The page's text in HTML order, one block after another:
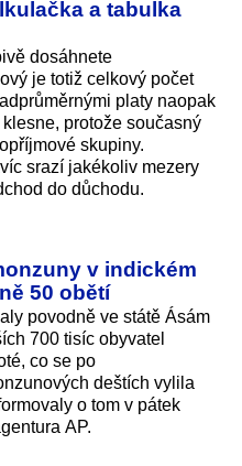
a tabulka
dosáhnete
je totiž celkový počet
platy naopak
protože současný
skupiny.
srazí jakékoliv mezery
do důchodu.
v indickém
50 obětí
povodně ve státě Ásám
700 tisíc obyvatel
co se po
deštích vylila
o tom v pátek
AP.